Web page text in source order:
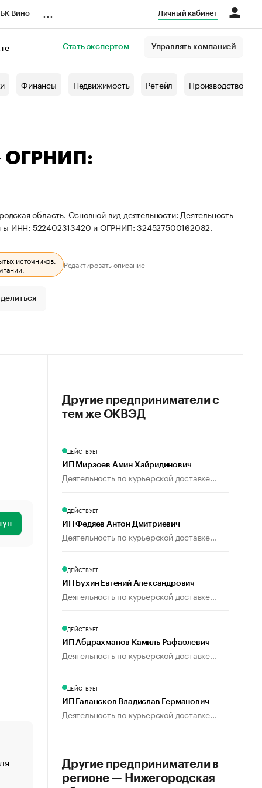
Вино Личный кабинет
Стать экспертом Управлять компанией
Финансы Недвижимость Ретейл Производство
ОГРНИП:
область. Основной вид деятельности: Деятельность
ИНН: 522402313420 и ОГРНИП: 324527500162082.
источников.
Редактировать описание
«От спорта тело стареет иначе». Как живет глава
создавшей GTA
Другие предприниматели с
тем же ОКВЭД
ДЕЙСТВУЕТ
ИП Мирзоев Амин Хайридинович
Деятельность по курьерской доставке...
ДЕЙСТВУЕТ
ИП Федяев Антон Дмитриевич
Деятельность по курьерской доставке...
ДЕЙСТВУЕТ
ИП Бухин Евгений Александрович
Деятельность по курьерской доставке...
ДЕЙСТВУЕТ
ИП Абдрахманов Камиль Рафаэлевич
Деятельность по курьерской доставке...
ДЕЙСТВУЕТ
ИП Галансков Владислав Германович
Деятельность по курьерской доставке...
Другие предприниматели в
регионе — Нижегородская